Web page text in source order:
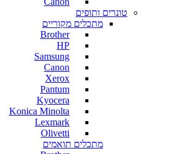
טונרים ותופים
מתכלים מקוריים
Brother
HP
Samsung
Canon
Xerox
Pantum
Kyocera
Konica Minolta
Lexmark
Olivetti
מתכלים תואמים